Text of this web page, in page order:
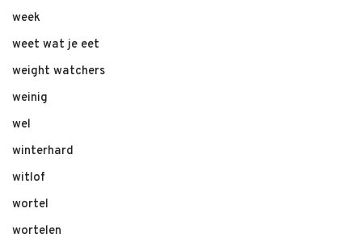
week
weet wat je eet
weight watchers
weinig
wel
winterhard
witlof
wortel
wortelen